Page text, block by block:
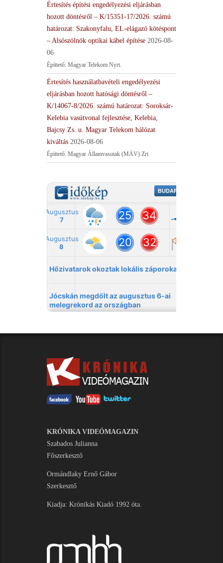
Értesítés építési engedélyezési eljárásban
hozott döntésről – K/15351-17/2026. számú
határozat: Szakonyfalu, EL-elágazó kötéspont
– Alsószölnök optikai kábel építése 2026-08-
06
Építtető: Magyar Telekom Nyrt.
Értesítés használatbavételi engedélyezési
eljárásban hozott hatósági döntésről –
K/14067-8/2026. számú határozat: Soroksár-
Kelebia vasútvonal fejlesztése, Kelebia,
Bajcsy Zs. u. Magyar Telekom hálózat
kiváltás 2026-08-06
Építtető: Magyar Államvasutak (MÁV) Zrt.
KRÓNIKA VIDEÓMAGAZIN
Szabados Julianna
Főszerkesztő
Ormándlaky Ernő Gábor
Szerkesztő
Kiadja: Krónikás Kiadó 1992 óta.